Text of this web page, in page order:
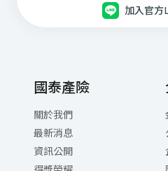
⾞禍事故諮詢與現場服務
每⽇ 21:00 ~翌⽇08:30(委
加入官
國泰產險
關於我們
最新消息
資訊公開